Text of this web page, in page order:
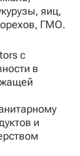
яиц,
ГМО.
с
в
и